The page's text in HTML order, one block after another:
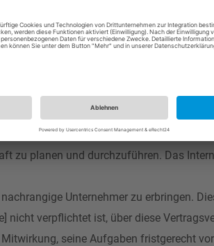
Widrigenfalls ist [id-zemke]
werden, den jeweiligen
oder zu erweitern. In Abstimmung mit
Grundzüge des erteilten Auftrages
einer Mehrleistung von [id-zemke]
zu planen und durchzuführen. Das
Unternehmer zu erbringen.
nicht verpflichtet ist, über diese
seine Aufgaben fristgerecht